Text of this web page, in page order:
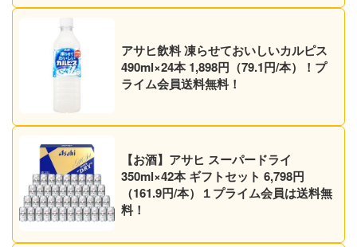
アサヒ飲料 凍らせておいしいカルピス
490ml×24本 1,898円（79.1円/本）！プ
ライム会員送料無料！
【お酒】アサヒ スーパードライ
350ml×42本 ギフトセット 6,798円
（161.9円/本）１プライム会員は送料無
料！